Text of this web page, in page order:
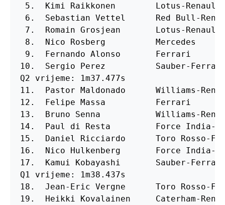
5.  Kimi Raikkonen        Lotus-
6.  Sebastian Vettel      Red Bull-
7.  Romain Grosjean       Lotus-
8.  Nico Rosberg          Mercedes
9.  Fernando Alonso       Ferrari
10.  Sergio Perez          Sauber-
Q2 vrijeme: 1m37.477s
11.  Pastor Maldonado      Williams-
12.  Felipe Massa          Ferrari
13.  Bruno Senna           Williams-
14.  Paul di Resta         Force India-
15.  Daniel Ricciardo      Toro Rosso-
16.  Nico Hulkenberg       Force India-
17.  Kamui Kobayashi       Sauber-
Q1 vrijeme: 1m38.437s
18.  Jean-Eric Vergne      Toro Rosso-
19.  Heikki Kovalainen     Caterham-